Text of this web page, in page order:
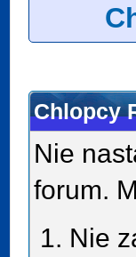
Chlopcy
Nie
forum.
Nie